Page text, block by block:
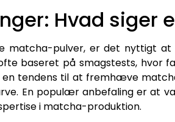
Hvad siger
pulver, er det nyttigt at
baseret på smagstests, hvor
tendens til at fremhæve
En populær anbefaling er at
i matcha-produktion.